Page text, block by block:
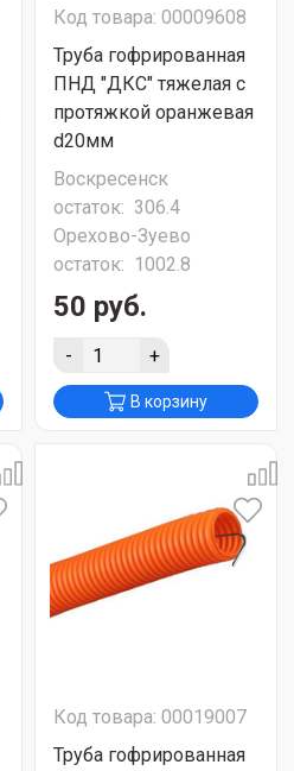
Код товара: 00009608
Труба гофрированная
ПНД "ДКС" тяжелая с
протяжкой оранжевая
d20мм
Воскресенск
остаток: 306.4
Орехово-Зуево
остаток: 1002.8
50 руб.
- +
В корзину
Код товара: 00019007
Труба гофрированная